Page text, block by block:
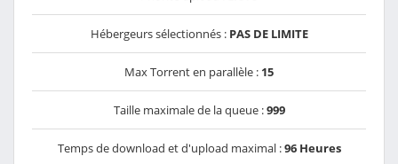
Hébergeurs sélectionnés : PAS DE LIMITE
Max Torrent en parallèle : 15
Taille maximale de la queue :999
Temps de download et d'upload maximal :96 Heures